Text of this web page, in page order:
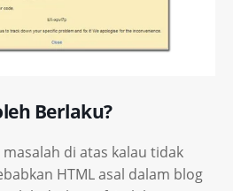
Berlaku?
di atas kalau tidak
HTML asal dalam blog